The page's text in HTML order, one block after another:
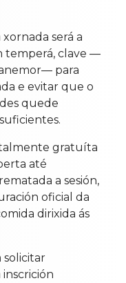
será a
temperá, clave —
para
e evitar que o
quede
gratuíta
até
a sesión,
oficial da
dirixida ás
solicitar